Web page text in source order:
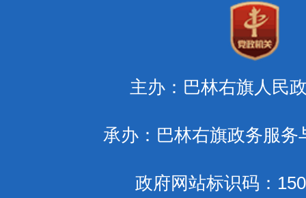
主办：巴林右旗人民
承办：巴林右旗政务服务
政府网站标识码：